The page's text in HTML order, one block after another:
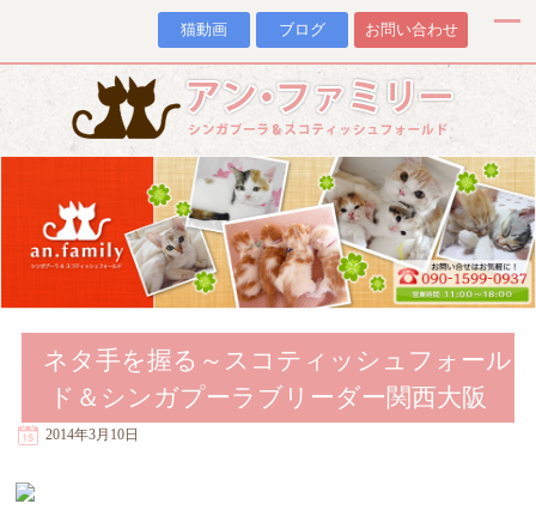
猫動画 ブログ お問い合わせ
ネタ手を握る～スコティッシュフォール
ド＆シンガプーラブリーダー関西大阪
2014年3月10日